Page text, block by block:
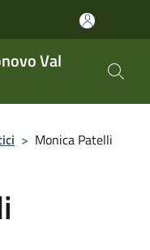
Val
> Monica Patelli